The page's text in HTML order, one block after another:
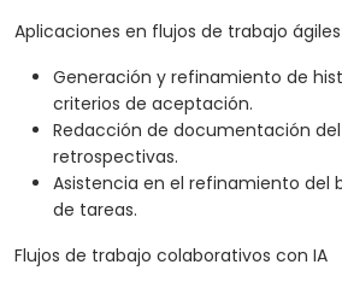
Aplicaciones en flujos de trabajo
Generación y refinamiento de
criterios de aceptación.
Redacción de documentación
retrospectivas.
Asistencia en el refinamiento del
de tareas.
Flujos de trabajo colaborativos con IA